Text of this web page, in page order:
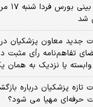
شد
تفاهم‌نامه رأی مثبت
یا نزدیک به همان
تازه پزشکیان درباره
حرفه‌ای مهیا می شود؟